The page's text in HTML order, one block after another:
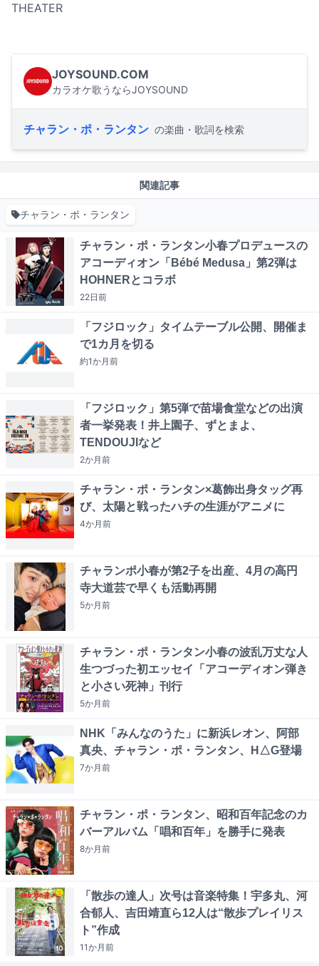
THEATER
JOYSOUND.COM
カラオケ歌うならJOYSOUND
チャラン・ポ・ランタン の楽曲・歌詞を検索
関連記事
チャラン・ポ・ランタン
チャラン・ポ・ランタン小春プロデュースの
アコーディオン「Bébé Medusa」第2弾は
HOHNERとコラボ
22日前
「フジロック」タイムテーブル公開、開催ま
で1カ月を切る
約1か月前
「フジロック」第5弾で苗場食堂などの出演
者一挙発表！井上園子、ずとまよ、
TENDOUJIなど
2か月前
チャラン・ポ・ランタン×葛飾出身タッグ再
び、太陽と戦ったハチの生涯がアニメに
4か月前
チャランポ小春が第2子を出産、4月の高円
寺大道芸で早くも活動再開
5か月前
チャラン・ポ・ランタン小春の波乱万丈な人
生つづった初エッセイ「アコーディオン弾き
と小さい死神」刊行
5か月前
NHK「みんなのうた」に新浜レオン、阿部
真央、チャラン・ポ・ランタン、H△G登場
7か月前
チャラン・ポ・ランタン、昭和百年記念のカ
バーアルバム「唱和百年」を勝手に発表
8か月前
「散歩の達人」次号は音楽特集！宇多丸、河
合郁人、吉田靖直ら12人は“散歩プレイリス
ト”作成
11か月前